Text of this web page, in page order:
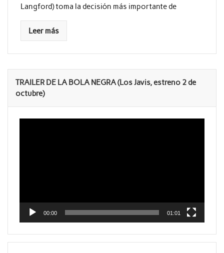
Langford) toma la decisión más importante de
Leer más
TRAILER DE LA BOLA NEGRA (Los Javis, estreno 2 de
octubre)
Reproductor
00:00 01:01